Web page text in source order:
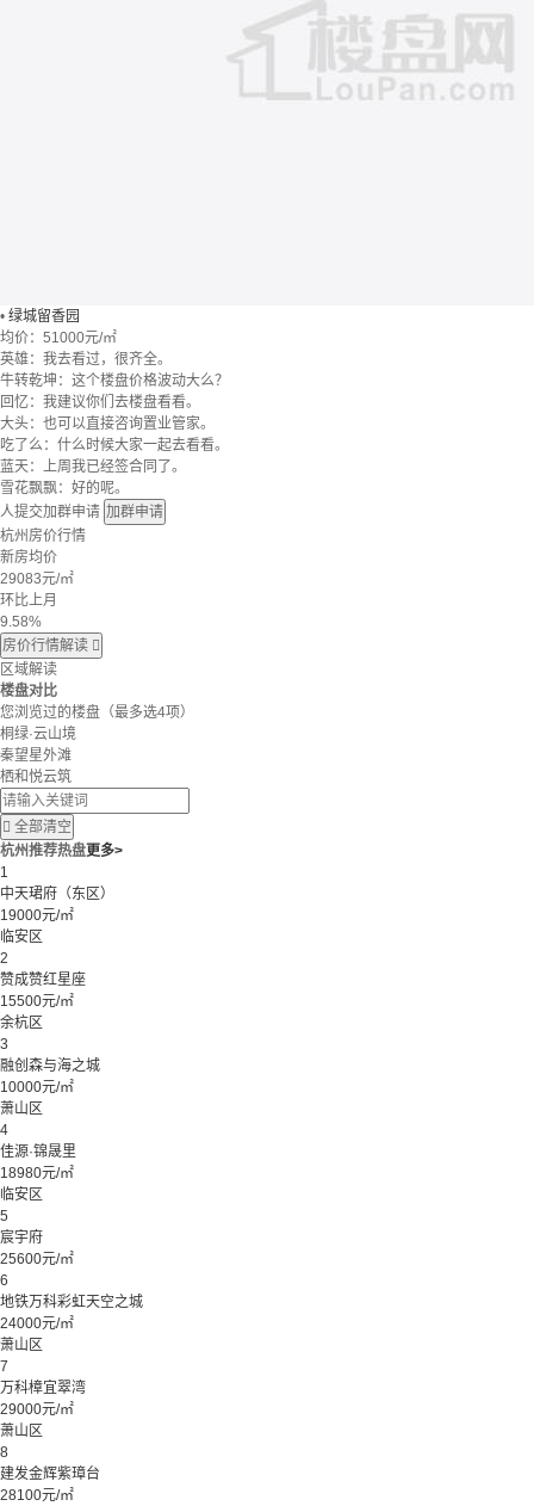
• 绿城留香园
均价： 51000元/㎡
英雄：我去看过，很齐全。
牛转乾坤：这个楼盘价格波动大么？
回忆：我建议你们去楼盘看看。
大头：也可以直接咨询置业管家。
吃了么：什么时候大家一起去看看。
蓝天：上周我已经签合同了。
雪花飘飘：好的呢。
人提交加群申请 加群申请
杭州房价行情
新房均价
29083元/㎡
环比上月
9.58%
房价行情解读 
区域解读
楼盘对比
您浏览过的楼盘 （最多选4项）
桐绿·云山境
秦望星外滩
栖和悦云筑
 全部清空
杭州推荐热盘更多>
1
中天珺府（东区）
19000元/㎡
临安区
2
赞成赞红星座
15500元/㎡
余杭区
3
融创森与海之城
10000元/㎡
萧山区
4
佳源·锦晟里
18980元/㎡
临安区
5
宸宇府
25600元/㎡
6
地铁万科彩虹天空之城
24000元/㎡
萧山区
7
万科樟宜翠湾
29000元/㎡
萧山区
8
建发金辉紫璋台
28100元/㎡